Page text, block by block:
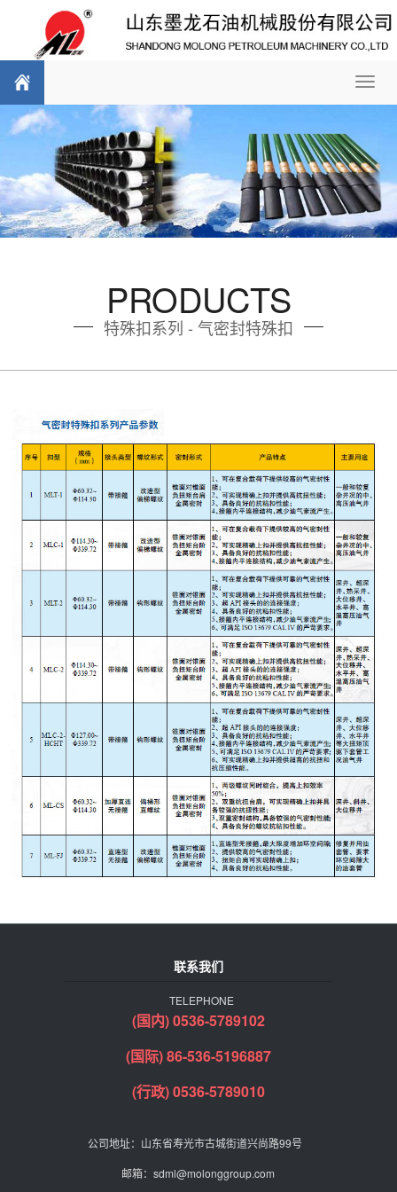
PRODUCTS
特殊扣系列 - 气密封特殊扣
联系我们
TELEPHONE
(国内) 0536-5789102
(国际) 86-536-5196887
(行政) 0536-5789010
公司地址：山东省寿光市古城街道兴尚路99号
邮箱：sdml@molonggroup.com